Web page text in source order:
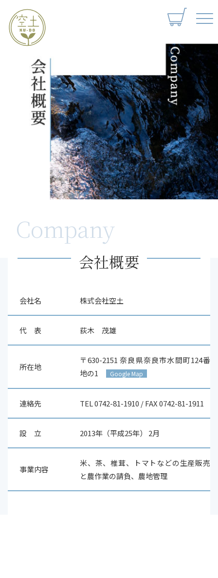
Company
会社概要
会社名 株式会社空土
代 表 荻木 茂雄
所在地
〒630-2151 奈良県奈良市水間町124番
地の1
Google Map
連絡先 TEL 0742-81-1910 / FAX 0742-81-1911
設 立 2013年（平成25年） 2月
事業内容
米、茶、椎茸、トマトなどの生産販売
と農作業の請負、農地管理